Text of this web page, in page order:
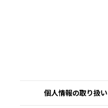
個人情報の取り扱い